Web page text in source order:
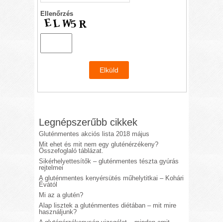
Ellenőrzés
Legnépszerűbb cikkek
Gluténmentes akciós lista 2018 május
Mit ehet és mit nem egy gluténérzékeny?
Összefoglaló táblázat.
Sikérhelyettesítők – gluténmentes tészta gyúrás
rejtelmei
A gluténmentes kenyérsütés műhelytitkai – Kohári
Évától
Mi az a glutén?
Alap lisztek a gluténmentes diétában – mit mire
használjunk?